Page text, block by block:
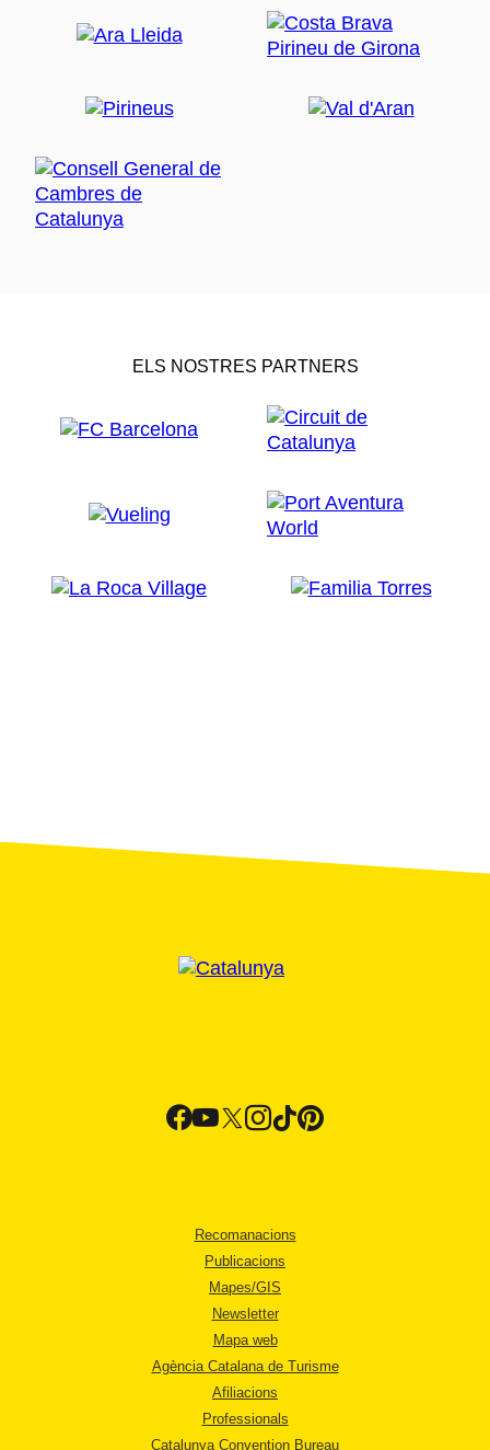
ELS NOSTRES PARTNERS
Recomanacions
Publicacions
Mapes/GIS
Newsletter
Mapa web
Agència Catalana de Turisme
Afiliacions
Professionals
Catalunya Convention Bureau